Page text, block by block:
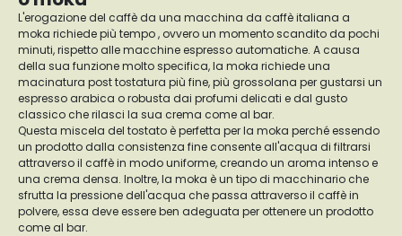
L'erogazione del caffè da una macchina da caffè italiana a
moka richiede più tempo , ovvero un momento scandito da pochi
minuti, rispetto alle macchine espresso automatiche. A causa
della sua funzione molto specifica, la moka richiede una
macinatura post tostatura più fine, più grossolana per gustarsi un
espresso arabica o robusta dai profumi delicati e dal gusto
classico che rilasci la sua crema come al bar.
Questa miscela del tostato è perfetta per la moka perché essendo
un prodotto dalla consistenza fine consente all'acqua di filtrarsi
attraverso il caffè in modo uniforme, creando un aroma intenso e
una crema densa. Inoltre, la moka è un tipo di macchinario che
sfrutta la pressione dell'acqua che passa attraverso il caffè in
polvere, essa deve essere ben adeguata per ottenere un prodotto
come al bar.